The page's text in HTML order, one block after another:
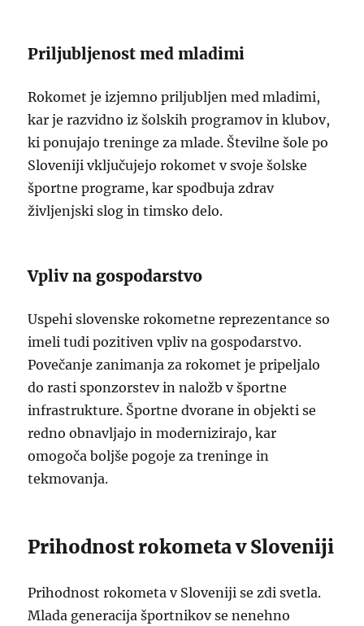
Priljubljenost med mladimi
Rokomet je izjemno priljubljen med mladimi,
kar je razvidno iz šolskih programov in klubov,
ki ponujajo treninge za mlade. Številne šole po
Sloveniji vključujejo rokomet v svoje šolske
športne programe, kar spodbuja zdrav
življenjski slog in timsko delo.
Vpliv na gospodarstvo
Uspehi slovenske rokometne reprezentance so
imeli tudi pozitiven vpliv na gospodarstvo.
Povečanje zanimanja za rokomet je pripeljalo
do rasti sponzorstev in naložb v športne
infrastrukture. Športne dvorane in objekti se
redno obnavljajo in modernizirajo, kar
omogoča boljše pogoje za treninge in
tekmovanja.
Prihodnost rokometa v Sloveniji
Prihodnost rokometa v Sloveniji se zdi svetla.
Mlada generacija športnikov se nenehno